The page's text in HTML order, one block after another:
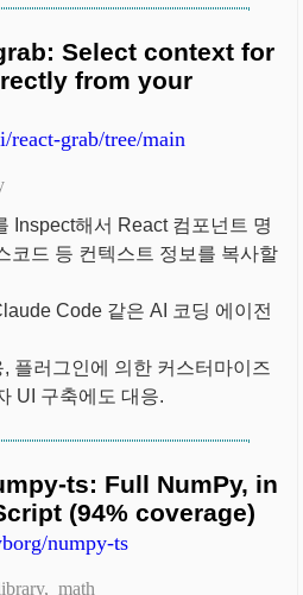
Select context for
from your
react-grab/tree/main
Inspect해서 React 컴포넌트 명
코드 등 컨텍스트 정보를 복사할
Code 같은 AI 코딩 에이전
플러그인에 의한 커스터마이즈
UI 구축에도 대응.
ts: Full NumPy, in
(94% coverage)
numpy-ts
math